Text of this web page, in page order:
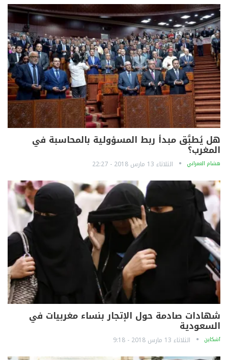
هل يُطبَّق مبدأ ربط المسؤولية بالمحاسبة في
المغرب؟
هشام العمراني الثلاثاء 13 مارس 2018 - 22:27
شهادات صادمة حول الإتجار بنساء مغربيات في
السعودية
آشكاين الثلاثاء 13 مارس 2018 - 9:18